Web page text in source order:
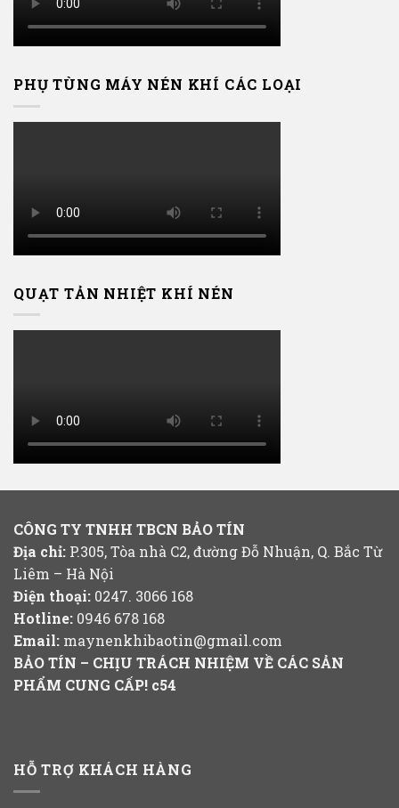
PHỤ TÙNG MÁY NÉN KHÍ CÁC LOẠI
QUẠT TẢN NHIỆT KHÍ NÉN
CÔNG TY TNHH TBCN BẢO TÍN
Địa chỉ: P.305, Tòa nhà C2, đường Đỗ Nhuận, Q. Bắc Từ
Liêm – Hà Nội
Điện thoại: 0247. 3066 168
Hotline: 0946 678 168
Email: maynenkhibaotin@gmail.com
BẢO TÍN – CHỊU TRÁCH NHIỆM VỀ CÁC SẢN
PHẨM CUNG CẤP! c54
HỖ TRỢ KHÁCH HÀNG